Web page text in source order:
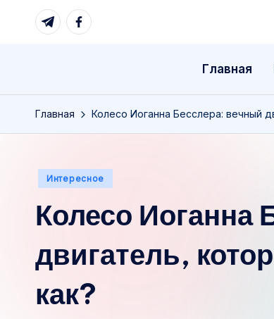
Перейти
TelegramFacebook
Главная
Главная Колесо Иоганна Бесслера: вечный
Опубликовано
Интересное
Колесо Иоганна
двигатель,
как?